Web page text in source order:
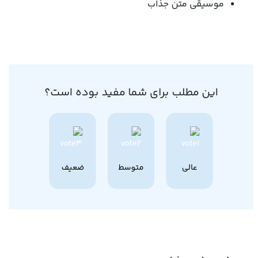
موسیقی متن جذاب
این مطلب برای شما مفید بوده است؟
عالی متوسط ضعیف